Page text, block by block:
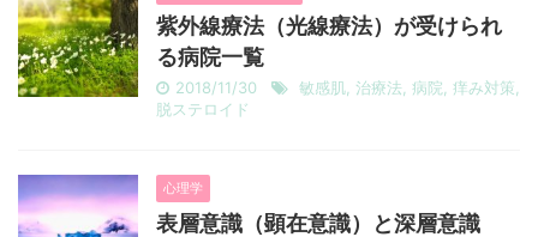
紫外線療法（光線療法）が受けられ
る病院一覧
2018/11/30 敏感肌 治療法 病院 痒み対策
脱ステロイド
心理学
表層意識（顕在意識）と深層意識